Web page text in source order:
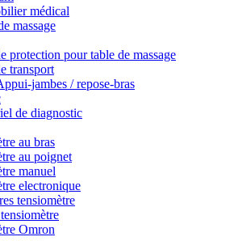
médical
massage
protection pour table de massage
transport
jambes / repose-bras
de diagnostic
au bras
au poignet
manuel
electronique
tensiomètre
Omron